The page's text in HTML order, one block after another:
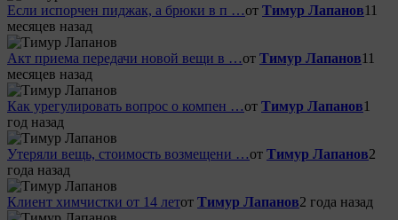
Если испорчен пиджак, а брюки в п …от Тимур Лапанов11
месяцев назад
Акт приема передачи новой вещи в …от Тимур Лапанов11
месяцев назад
Как урегулировать вопрос о компен …от Тимур Лапанов1
год назад
Утеряли вещь, стоимость возмещени …от Тимур Лапанов2
года назад
Клиент химчистки от 14 летот Тимур Лапанов2 года назад